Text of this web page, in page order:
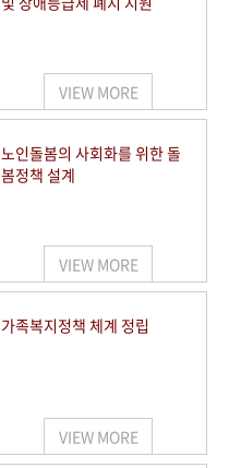
VIEW MORE
노인돌봄의 사회화를 위한 돌
봄정책 설계
VIEW MORE
가족복지정책 체계 정립
VIEW MORE